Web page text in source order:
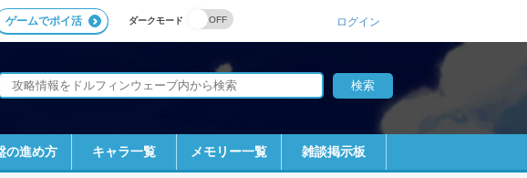
ダークモード
ゲームでポイ活 ログイン
の進め方 キャラ一覧 メモリー一覧 雑談掲示板